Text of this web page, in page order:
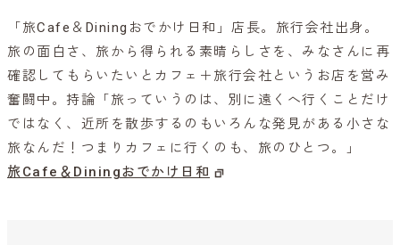
「旅Cafe＆Diningおでかけ日和」店長。旅行会社出身。
旅の面白さ、旅から得られる素晴らしさを、みなさんに再
確認してもらいたいとカフェ＋旅行会社というお店を営み
奮闘中。持論「旅っていうのは、別に遠くへ行くことだけ
ではなく、近所を散歩するのもいろんな発見がある小さな
旅なんだ！つまりカフェに行くのも、旅のひとつ。」
旅Cafe＆Diningおでかけ日和